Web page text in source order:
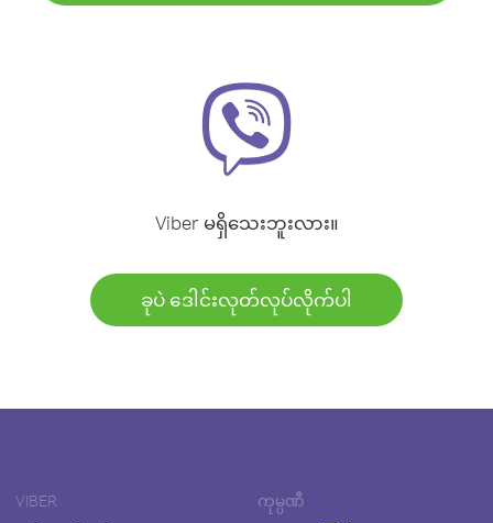
Viber မရှိသေးဘူးလား။
ခုပဲ ဒေါင်းလုတ်လုပ်လိုက်ပါ
VIBER ကုမ္ပဏီ